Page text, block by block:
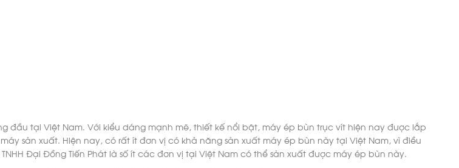
đầu tại Việt Nam. Với kiểu dáng mạnh mẽ, thiết kế nổi bật, máy ép bùn trục vít hiện nay được lắp
sản xuất. Hiện nay, có rất ít đơn vị có khả năng sản xuất máy ép bùn này tại Việt Nam, vì điều
Đại Đồng Tiến Phát là số ít các đơn vị tại Việt Nam có thể sản xuất được máy ép bùn này.